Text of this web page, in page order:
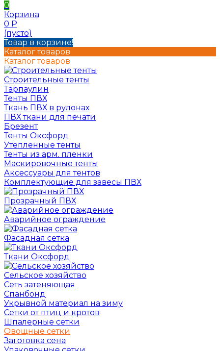
0
Корзина
0 Р
(пусто)
Товар в корзине!
Каталог товаров
Каталог товаров
Строительные тенты
Тарпаулин
Тенты ПВХ
Ткань ПВХ в рулонах
ПВХ ткани для печати
Брезент
Тенты Оксфорд
Утепленные тенты
Тенты из арм. пленки
Маскировочные тенты
Аксессуары для тентов
Комплектующие для завесы ПВХ
Прозрачный ПВХ
Аварийное ограждение
Фасадная сетка
Ткани Оксфорд
Сельское хозяйство
Сеть затеняющая
Спанбонд
Укрывной материал на зиму
Сетки от птиц и кротов
Шпалерные сетки
Овощные сетки
Заготовка сена